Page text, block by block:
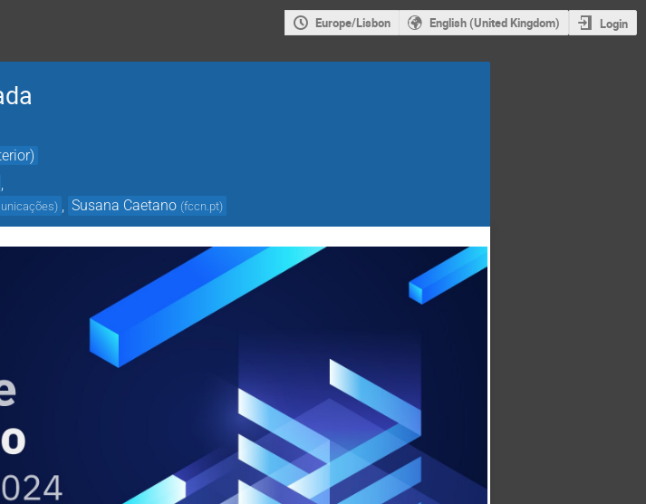
Europe/Lisbon English (United Kingdom) Login
) Susana Caetano (fccn.pt)